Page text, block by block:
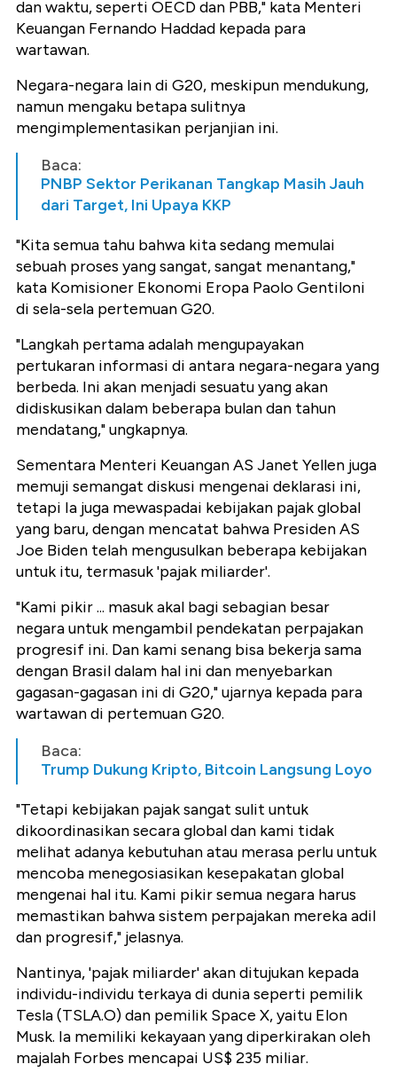
dan waktu, seperti OECD dan PBB," kata Menteri
Keuangan Fernando Haddad kepada para
wartawan.
Negara-negara lain di G20, meskipun mendukung,
namun mengaku betapa sulitnya
mengimplementasikan perjanjian ini.
Baca:
PNBP Sektor Perikanan Tangkap Masih Jauh
dari Target, Ini Upaya KKP
"Kita semua tahu bahwa kita sedang memulai
sebuah proses yang sangat, sangat menantang,"
kata Komisioner Ekonomi Eropa Paolo Gentiloni
di sela-sela pertemuan G20.
"Langkah pertama adalah mengupayakan
pertukaran informasi di antara negara-negara yang
berbeda. Ini akan menjadi sesuatu yang akan
didiskusikan dalam beberapa bulan dan tahun
mendatang," ungkapnya.
Sementara Menteri Keuangan AS Janet Yellen juga
memuji semangat diskusi mengenai deklarasi ini,
tetapi Ia juga mewaspadai kebijakan pajak global
yang baru, dengan mencatat bahwa Presiden AS
Joe Biden telah mengusulkan beberapa kebijakan
untuk itu, termasuk 'pajak miliarder'.
"Kami pikir ... masuk akal bagi sebagian besar
negara untuk mengambil pendekatan perpajakan
progresif ini. Dan kami senang bisa bekerja sama
dengan Brasil dalam hal ini dan menyebarkan
gagasan-gagasan ini di G20," ujarnya kepada para
wartawan di pertemuan G20.
Baca:
Trump Dukung Kripto, Bitcoin Langsung Loyo
"Tetapi kebijakan pajak sangat sulit untuk
dikoordinasikan secara global dan kami tidak
melihat adanya kebutuhan atau merasa perlu untuk
mencoba menegosiasikan kesepakatan global
mengenai hal itu. Kami pikir semua negara harus
memastikan bahwa sistem perpajakan mereka adil
dan progresif," jelasnya.
Nantinya, 'pajak miliarder' akan ditujukan kepada
individu-individu terkaya di dunia seperti pemilik
Tesla (TSLA.O) dan pemilik Space X, yaitu Elon
Musk. Ia memiliki kekayaan yang diperkirakan oleh
majalah Forbes mencapai US$ 235 miliar.